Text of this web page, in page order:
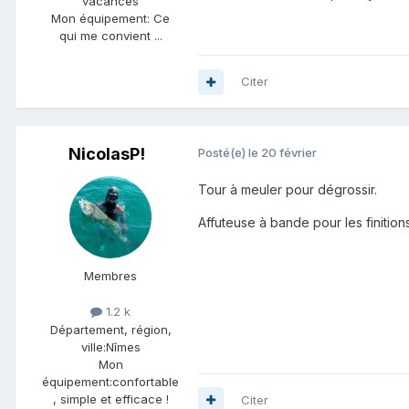
Mon équipement: Ce
qui me convient ...
Citer
NicolasP!
Membres
1.2 k
Département, région,
ville:Nîmes
Mon
équipement:confortable
, simple et efficace !
Posté(e) le 20 février
Tour à meuler pour dégrossir.
Affuteuse à bande pour les
Citer